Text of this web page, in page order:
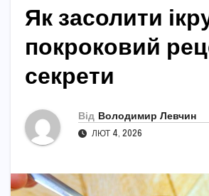
Як засолити
покроковий
секрети
Від Володимир Левчин
ЛЮТ 4, 2026